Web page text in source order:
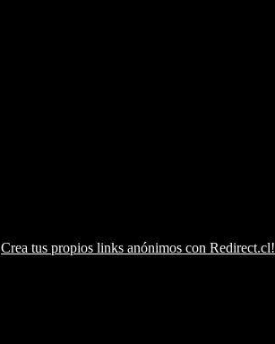
Crea tus propios links anónimos con Redirect.cl!